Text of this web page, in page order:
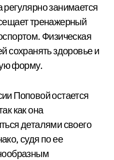
занимается
тренажерный
Физическая
сохранять здоровье и
форму.
Поповой остается
как она
деталями своего
судя по ее